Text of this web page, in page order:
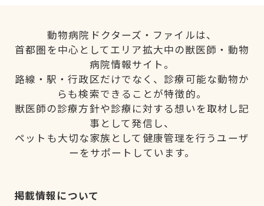
動物病院ドクターズ・ファイルは、
首都圏を中心としてエリア拡大中の獣医師・動物
病院情報サイト。
路線・駅・行政区だけでなく、診療可能な動物か
らも検索できることが特徴的。
獣医師の診療方針や診療に対する想いを取材し記
事として発信し、
ペットも大切な家族として健康管理を行うユーザ
ーをサポートしています。
掲載情報について